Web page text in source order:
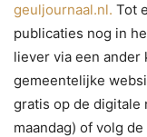
geuljournaal.nl. Tot
publicaties nog in
liever via een ander
gemeentelijke
gratis op de
maandag) of volg